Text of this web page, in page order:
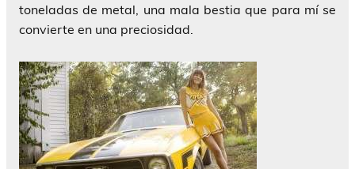
toneladas de metal, una mala bestia que para mí se
convierte en una preciosidad.